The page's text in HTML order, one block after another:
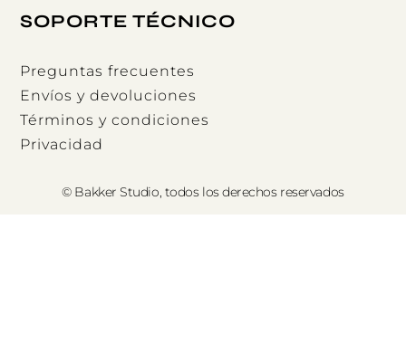
SOPORTE TÉCNICO
Preguntas frecuentes
Envíos y devoluciones
Términos y condiciones
Privacidad
© Bakker Studio, todos los derechos reservados